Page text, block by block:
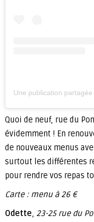
Une publication
Quoi de neuf, rue du
évidemment ! En
de nouveaux menus
surtout les différentes
pour rendre vos repas
Carte : menu à 26 €
Odette, 23-25 rue du